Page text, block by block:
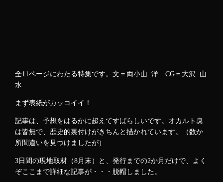
全11ページにわたる特集です。文＝両小山 洋 CG＝大沢 山
水
まず表紙がカッコイイ！
記事は、予想をはるかに超えてすばらしいです。オカルト臭
は皆無で、歴史的裏付けがきちんと描かれています。（数か
所間違いを見つけましたが）
3日間の現地取材（8月末）と、発行までの2か月だけで、よく
ぞここまで詳細な記事が・・・脱帽しました。